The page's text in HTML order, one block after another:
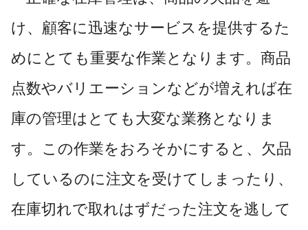
け、顧客に迅速なサービスを提供するた
めにとても重要な作業となります。商品
点数やバリエーションなどが増えれば在
庫の管理はとても大変な業務となりま
す。この作業をおろそかにすると、欠品
しているのに注文を受けてしまったり、
在庫切れで取れはずだった注文を逃して